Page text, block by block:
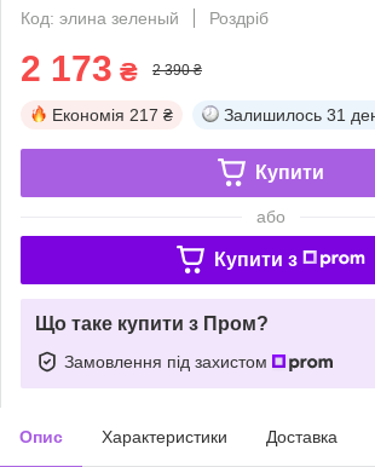
Код: элина зеленый
Роздріб
2 173 ₴ 2 390 ₴
Економія 217 ₴ Залишилось 31
Купити
або
Купити з
Що таке купити з Пром?
Замовлення під захистом
Опис Характеристики Доставка